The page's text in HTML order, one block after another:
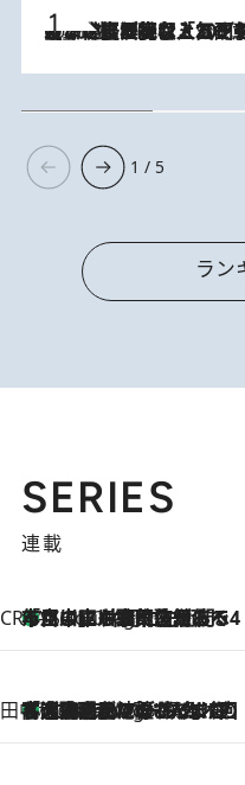
2026.8.5
【なぜ吉沢亮は「気配を消せる」のか？】興行収入208億の『国宝』を経て挑むミュージカル『ディア・エヴァン・ハンセン』。トップ俳優が舞台上でさらけ出した“孤独”とは
1 / 5
ラン
SERIES
連載
CREA'S CHOICE
1 Hour Ago
「立川にも歌舞伎があるんだよ」 片岡仁左衛門・市川中車ら豪華座組みで4年目の立川立飛歌舞伎へ
田中稲の勝手に再ブーム
6 Hours Ago
「湘南乃風に憧れて」観客大盛上がりの“タオル回し”に、ラッパー顔負けの高速歌唱まで…さだまさし（74）のアグレッシブすぎる現在地